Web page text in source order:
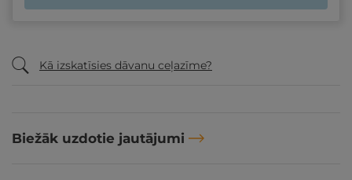
Kā izskatīsies dāvanu ceļazīme?
Biežāk uzdotie jautājumi